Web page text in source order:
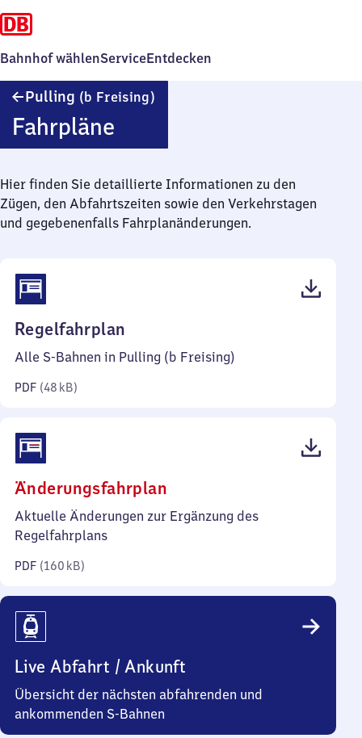
Bahnhof wählenServiceEntdecken
Pulling (b Freising)
Fahrpläne
Hier finden Sie detaillierte Informationen zu den
Zügen, den Abfahrtszeiten sowie den Verkehrstagen
und gegebenenfalls Fahrplanänderungen.
Regelfahrplan
48
Alle S-Bahnen in Pulling (b Freising)
PDF (48 kB)
Änderungsfahrplan
160
Aktuelle Änderungen zur Ergänzung des
Regelfahrplans
PDF (160 kB)
Live Abfahrt / Ankunft
Übersicht der nächsten abfahrenden und
ankommenden S-Bahnen